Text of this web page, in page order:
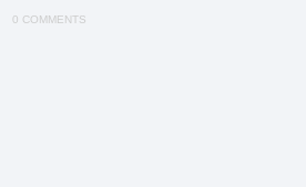
0 COMMENTS